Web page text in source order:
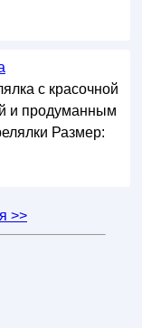
с красочной
и продуманным
Размер:
>>